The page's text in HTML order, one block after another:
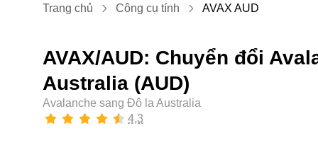
Trang chủ Công cụ tính AVAX AUD
AVAX/AUD: Chuyển đổi
Australia (AUD)
Avalanche sang Đô la Australia
4,3